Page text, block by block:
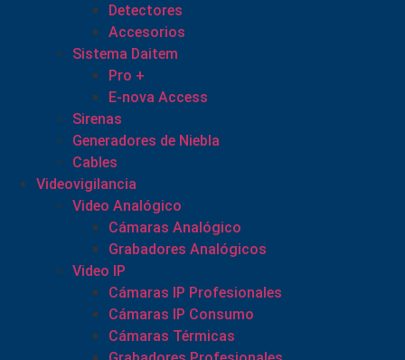
Detectores
Accesorios
Sistema Daitem
Pro +
E-nova Access
Sirenas
Generadores de Niebla
Cables
Videovigilancia
Video Analógico
Cámaras Analógico
Grabadores Analógicos
Video IP
Cámaras IP Profesionales
Cámaras IP Consumo
Cámaras Térmicas